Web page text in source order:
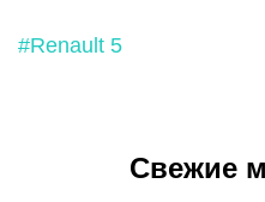
#Renault 5
Свежие